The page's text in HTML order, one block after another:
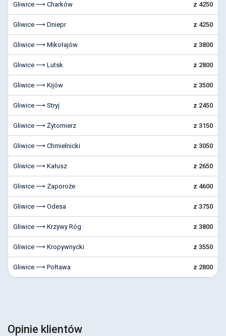
Gliwice ⟶ Charków z 4250
Gliwice ⟶ Dniepr z 4250
Gliwice ⟶ Mikołajów z 3800
Gliwice ⟶ Lutsk z 2800
Gliwice ⟶ Kijów z 3500
Gliwice ⟶ Stryj z 2450
Gliwice ⟶ Żytomierz z 3150
Gliwice ⟶ Chmielnicki z 3050
Gliwice ⟶ Kałusz z 2650
Gliwice ⟶ Zaporoże z 4600
Gliwice ⟶ Odesa z 3750
Gliwice ⟶ Krzywy Róg z 3800
Gliwice ⟶ Kropywnycki z 3550
Gliwice ⟶ Połtawa z 2800
Opinie klientów